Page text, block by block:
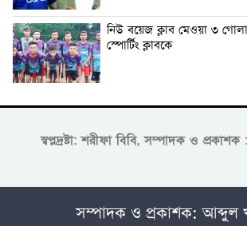
নিউ বয়েজ ক্লাব মেওয়া ৩
স্পোর্টিং ক্লাবকে
স্বপ্নদ্রষ্টা: শরীফা বিবি, সম্পাদক ও
সম্পাদক ও প্রকাশক: আব্দুল